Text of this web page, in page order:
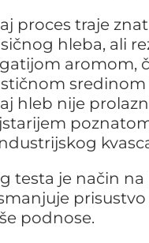
proces traje
hleba, ali
aromom,
hleb nije
je način na
podnose.